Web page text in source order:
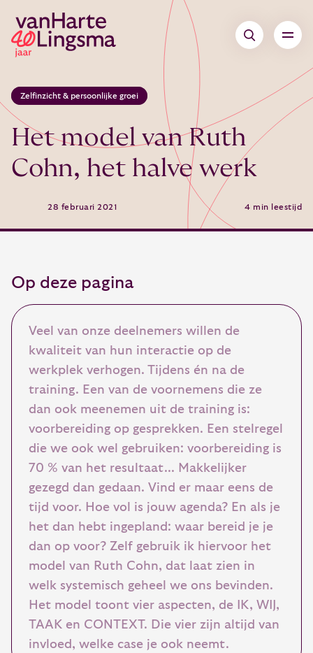
Zelfinzicht & persoonlijke groei
Het model van Ruth
Cohn, het halve werk
28 februari 2021 4 min leestijd
Op deze pagina
Veel van onze deelnemers willen de
kwaliteit van hun interactie op de
werkplek verhogen. Tijdens én na de
training. Een van de voornemens die ze
dan ook meenemen uit de training is:
voorbereiding op gesprekken. Een stelregel
die we ook wel gebruiken: voorbereiding is
70 % van het resultaat... Makkelijker
gezegd dan gedaan. Vind er maar eens de
tijd voor. Hoe vol is jouw agenda? En als je
het dan hebt ingepland: waar bereid je je
dan op voor? Zelf gebruik ik hiervoor het
model van Ruth Cohn, dat laat zien in
welk systemisch geheel we ons bevinden.
Het model toont vier aspecten, de IK, WIJ,
TAAK en CONTEXT. Die vier zijn altijd van
invloed, welke case je ook neemt.